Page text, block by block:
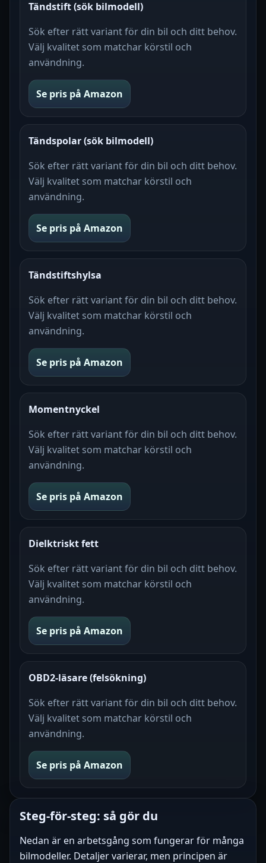
Tändstift (sök bilmodell)
Sök efter rätt variant för din bil och ditt behov.
Välj kvalitet som matchar körstil och
användning.
Se pris på Amazon
Tändspolar (sök bilmodell)
Sök efter rätt variant för din bil och ditt behov.
Välj kvalitet som matchar körstil och
användning.
Se pris på Amazon
Tändstiftshylsa
Sök efter rätt variant för din bil och ditt behov.
Välj kvalitet som matchar körstil och
användning.
Se pris på Amazon
Momentnyckel
Sök efter rätt variant för din bil och ditt behov.
Välj kvalitet som matchar körstil och
användning.
Se pris på Amazon
Dielktriskt fett
Sök efter rätt variant för din bil och ditt behov.
Välj kvalitet som matchar körstil och
användning.
Se pris på Amazon
OBD2-läsare (felsökning)
Sök efter rätt variant för din bil och ditt behov.
Välj kvalitet som matchar körstil och
användning.
Se pris på Amazon
Steg-för-steg: så gör du
Nedan är en arbetsgång som fungerar för många
bilmodeller. Detaljer varierar, men principen är